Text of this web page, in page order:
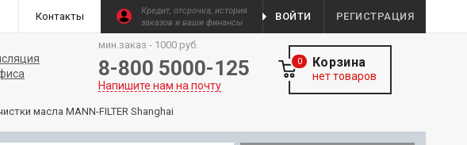
Контакты
Кредит, отсрочка, история
заказов и ваши финансы
ВОЙТИ РЕГИСТРАЦИЯ
мин.заказ - 1000 руб.
8-800 5000-125
Напишите нам на почту
Корзина
0
нет товаров
масла MANN-FILTER Shanghai